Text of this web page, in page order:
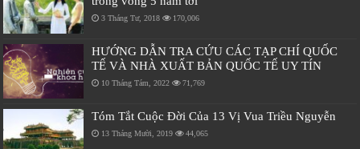
3 Tháng Tư, 2018 170,006
HƯỚNG DẪN TRA CỨU CÁC TẠP CHÍ QUỐC
TẾ VÀ NHÀ XUẤT BẢN QUỐC TẾ UY TÍN
10 Tháng Tám, 2022 71,769
Tóm Tắt Cuộc Đời Của 13 Vị Vua Triều Nguyễn
13 Tháng Mười, 2019 44,065